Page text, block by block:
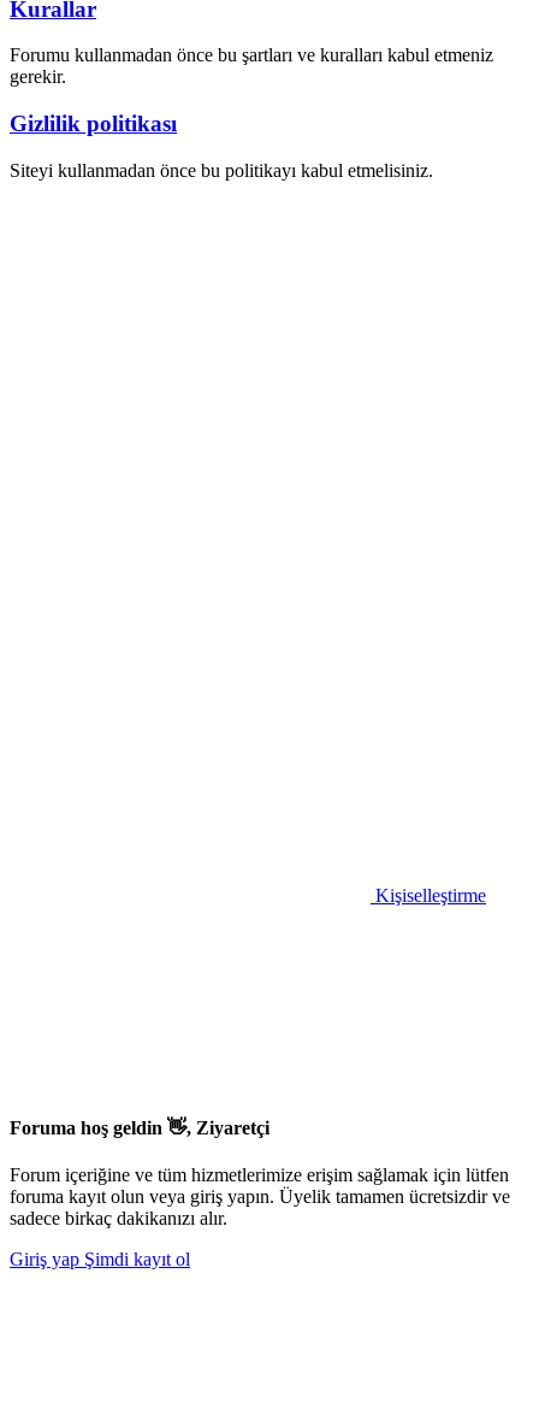
Kurallar
Forumu kullanmadan önce bu şartları ve kuralları kabul etmeniz
gerekir.
Gizlilik politikası
Siteyi kullanmadan önce bu politikayı kabul etmelisiniz.
Kişiselleştirme
Foruma hoş geldin 👋, Ziyaretçi
Forum içeriğine ve tüm hizmetlerimize erişim sağlamak için lütfen
foruma kayıt olun veya giriş yapın. Üyelik tamamen ücretsizdir ve
sadece birkaç dakikanızı alır.
Giriş yap Şimdi kayıt ol